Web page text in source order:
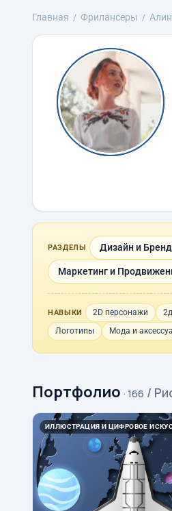
Главная Фрилансеры
РАЗДЕЛЫ Дизайн и
Маркетинг и
НАВЫКИ 2D персонажи
Логотипы
Мода и
Портфолио · 166 /
ИЛЛЮСТРАЦИЯ И ЦИФРОВОЕ